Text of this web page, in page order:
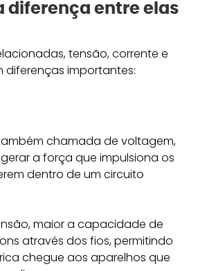
diferença entre elas
tensão, corrente e
diferenças importantes:
chamada de voltagem,
a força que impulsiona os
dentro de um circuito
maior a capacidade de
através dos fios, permitindo
chegue aos aparelhos que